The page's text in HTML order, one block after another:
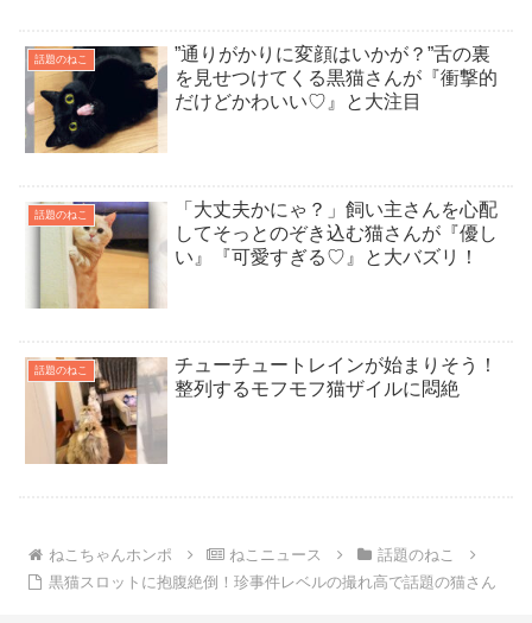
話題のねこ
”通りがかりに変顔はいかが？”舌の裏
を見せつけてくる黒猫さんが『衝撃的
だけどかわいい♡』と大注目
話題のねこ
「大丈夫かにゃ？」飼い主さんを心配
してそっとのぞき込む猫さんが『優し
い』『可愛すぎる♡』と大バズリ！
話題のねこ
チューチュートレインが始まりそう！
整列するモフモフ猫ザイルに悶絶
ねこちゃんホンポ ねこニュース
話題のねこ
黒猫スロットに抱腹絶倒！珍事件レベルの撮れ高で話題の猫さん